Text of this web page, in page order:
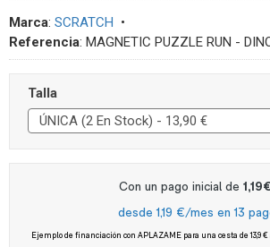
Marca: SCRATCH •
Referencia: MAGNETIC PUZZLE RUN -
Talla